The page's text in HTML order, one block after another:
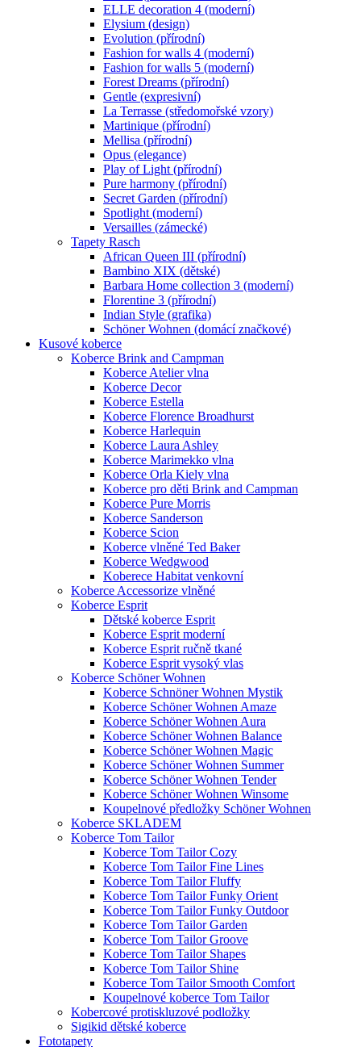
ELLE decoration 4 (moderní)
Elysium (design)
Evolution (přírodní)
Fashion for walls 4 (moderní)
Fashion for walls 5 (moderní)
Forest Dreams (přírodní)
Gentle (expresivní)
La Terrasse (středomořské vzory)
Martinique (přírodní)
Mellisa (přírodní)
Opus (elegance)
Play of Light (přírodní)
Pure harmony (přírodní)
Secret Garden (přírodní)
Spotlight (moderní)
Versailles (zámecké)
Tapety Rasch
African Queen III (přírodní)
Bambino XIX (dětské)
Barbara Home collection 3 (moderní)
Florentine 3 (přírodní)
Indian Style (grafika)
Schöner Wohnen (domácí značkové)
Kusové koberce
Koberce Brink and Campman
Koberce Atelier vlna
Koberce Decor
Koberce Estella
Koberce Florence Broadhurst
Koberce Harlequin
Koberce Laura Ashley
Koberce Marimekko vlna
Koberce Orla Kiely vlna
Koberce pro děti Brink and Campman
Koberce Pure Morris
Koberce Sanderson
Koberce Scion
Koberce vlněné Ted Baker
Koberce Wedgwood
Koberece Habitat venkovní
Koberce Accessorize vlněné
Koberce Esprit
Dětské koberce Esprit
Koberce Esprit moderní
Koberce Esprit ručně tkané
Koberce Esprit vysoký vlas
Koberce Schöner Wohnen
Koberce Schnöner Wohnen Mystik
Koberce Schöner Wohnen Amaze
Koberce Schöner Wohnen Aura
Koberce Schöner Wohnen Balance
Koberce Schöner Wohnen Magic
Koberce Schöner Wohnen Summer
Koberce Schöner Wohnen Tender
Koberce Schöner Wohnen Winsome
Koupelnové předložky Schöner Wohnen
Koberce SKLADEM
Koberce Tom Tailor
Koberce Tom Tailor Cozy
Koberce Tom Tailor Fine Lines
Koberce Tom Tailor Fluffy
Koberce Tom Tailor Funky Orient
Koberce Tom Tailor Funky Outdoor
Koberce Tom Tailor Garden
Koberce Tom Tailor Groove
Koberce Tom Tailor Shapes
Koberce Tom Tailor Shine
Koberce Tom Tailor Smooth Comfort
Koupelnové koberce Tom Tailor
Kobercové protiskluzové podložky
Sigikid dětské koberce
Fototapety